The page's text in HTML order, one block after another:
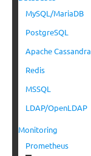
MySQL/MariaDB
PostgreSQL
Apache Cassandra
Redis
MSSQL
LDAP/OpenLDAP
Monitoring
Prometheus